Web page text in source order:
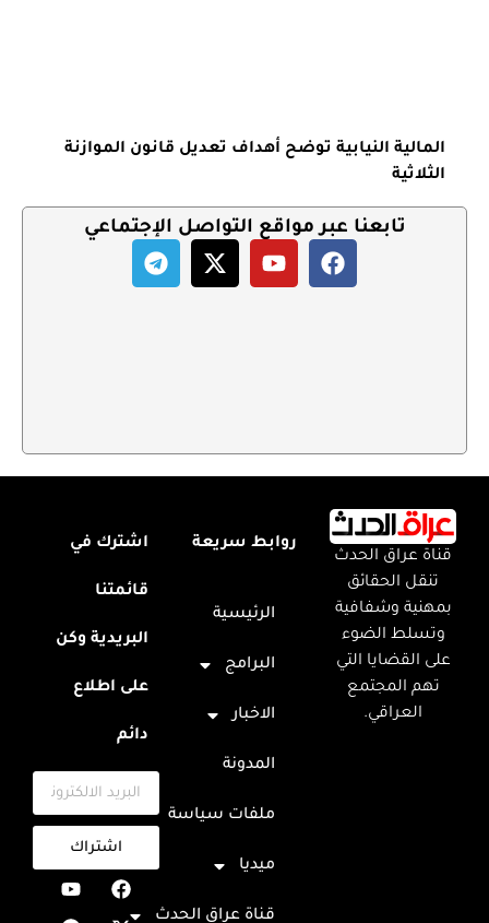
المالية النيابية توضح أهداف تعديل قانون الموازنة
الثلاثية
تابعنا عبر مواقع التواصل الإجتماعي
قناة عراق الحدث
تنقل الحقائق
بمهنية وشفافية
وتسلط الضوء
على القضايا التي
تهم المجتمع
العراقي.
روابط سريعة
الرئيسية
البرامج
الاخبار
المدونة
ملفات سياسة
ميديا
قناة عراق الحدث
اشترك في
قائمتنا
البريدية وكن
على اطلاع
دائم
اشتراك